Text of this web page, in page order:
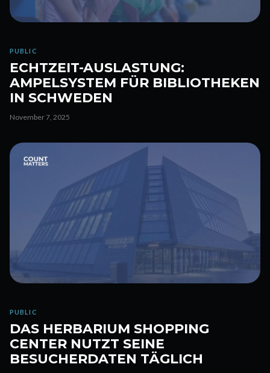
PUBLIC
ECHTZEIT-AUSLASTUNG:
AMPELSYSTEM FÜR BIBLIOTHEKEN
IN SCHWEDEN
November 7, 2025
PUBLIC
DAS HERBARIUM SHOPPING
CENTER NUTZT SEINE
BESUCHERDATEN TÄGLICH